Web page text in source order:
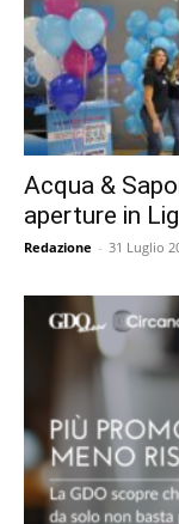
Acqua &
aperture in
Redazione - 31 Luglio